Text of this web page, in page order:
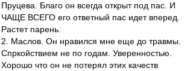
Пруцева. Благо он всегда открыт под пас. И
ЧАЩЕ ВСЕГО его ответный пас идет вперед.
Растет парень.
2. Маслов. Он нравился мне еще до травмы.
Спркойствием не по годам. Уверенностью.
Хорошо что он не потерял этих качеств